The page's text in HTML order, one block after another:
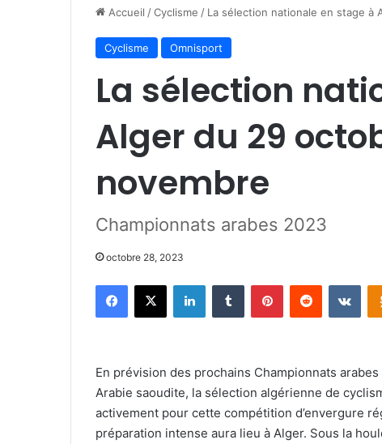
Accueil /Cyclisme / La sélection nationale en stage à
Cyclisme Omnisport
La sélection
Alger du 29
novembre
Championnats arabes 2023
octobre 28, 2023
Facebook
X LinkedinTumblr PinterestReddit
En prévision des prochains Championnats
Arabie saoudite, la sélection algérienne de
activement pour cette compétition d’envergure
préparation intense aura lieu à Alger. Sous la